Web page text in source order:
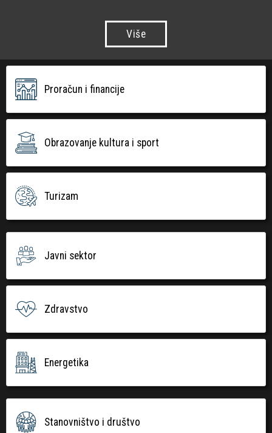
Više
Proračun i financije
Obrazovanje kultura i sport
Turizam
Javni sektor
Zdravstvo
Energetika
Stanovništvo i društvo